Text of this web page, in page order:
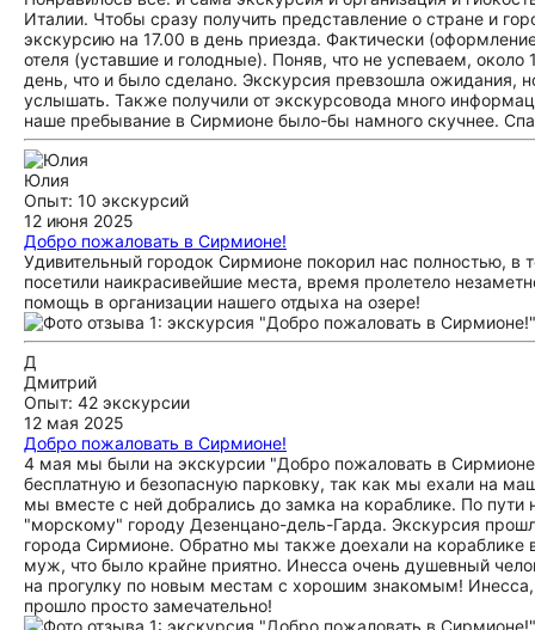
Италии. Чтобы сразу получить представление о стране и
экскурсию на 17.00 в день приезда. Фактически
отеля (уставшие и голодные). Поняв, что не успеваем,
день, что и было сделано. Экскурсия превзошла
услышать. Также получили от экскурсовода много
наше пребывание в Сирмионе было-бы намного скучнее.
Юлия
Опыт: 10 экскурсий
12 июня 2025
Добро пожаловать в Сирмионе!
Удивительный городок Сирмионе покорил нас полностью, в
посетили наикрасивейшие места, время пролетело
помощь в организации нашего отдыха на озере!
Д
Дмитрий
Опыт: 42 экскурсии
12 мая 2025
Добро пожаловать в Сирмионе!
4 мая мы были на экскурсии "Добро пожаловать в
бесплатную и безопасную парковку, так как мы ехали на
мы вместе с ней добрались до замка на кораблике. По
"морскому" городу Дезенцано-дель-Гарда. Экскурсия
города Сирмионе. Обратно мы также доехали на кораблике
муж, что было крайне приятно. Инесса очень душевный
на прогулку по новым местам с хорошим знакомым!
прошло просто замечательно!